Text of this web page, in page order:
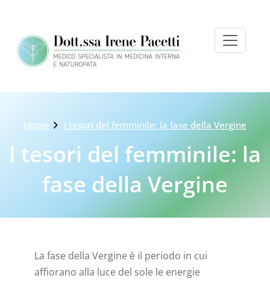
content
Home I tesori del femminile: la fase della Vergine
I tesori del femminile: la
fase della Vergine
La fase della Vergine è il periodo in cui
affiorano alla luce del sole le energie